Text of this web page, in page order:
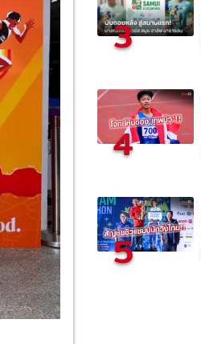
3
4
5